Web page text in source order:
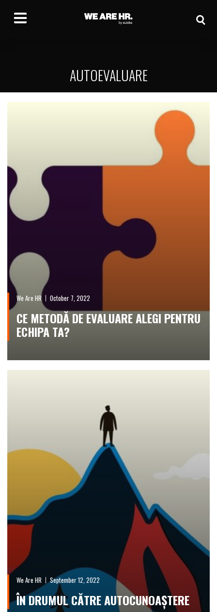
AUTOEVALUARE
We Are HR October 7, 2022
CE METODĂ DE EVALUARE ALEGI PENTRU
ECHIPA TA?
We Are HR September 12, 2022
ÎN DRUMUL CĂTRE AUTOCUNOAȘTERE